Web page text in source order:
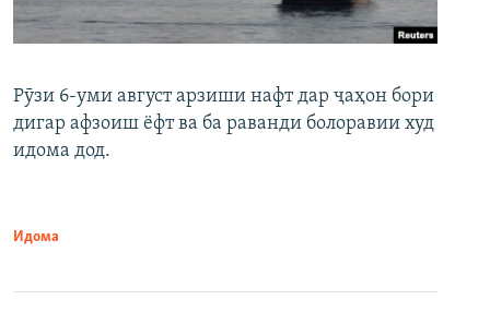
Рӯзи 6-уми август арзиши нафт дар ҷаҳон бори
дигар афзоиш ёфт ва ба раванди болоравии худ
идома дод.
Идома